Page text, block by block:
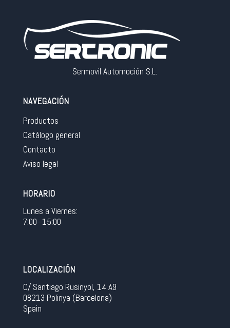
Sermovil Automoción S.L.
NAVEGACIÓN
Productos
Catálogo general
Contacto
Aviso legal
HORARIO
Lunes a Viernes:
7:00–15:00
LOCALIZACIÓN
C/ Santiago Rusinyol, 14 A9
08213 Polinya (Barcelona)
Spain